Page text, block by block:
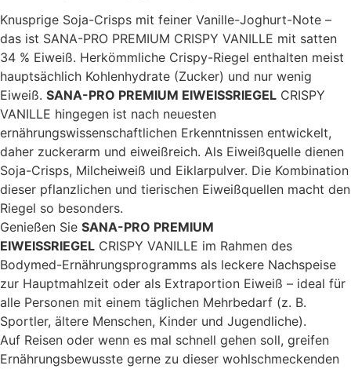
Knusprige Soja-Crisps mit feiner Vanille-Joghurt-Note –
das ist SANA-PRO PREMIUM CRISPY VANILLE mit satten
34 % Eiweiß. Herkömmliche Crispy-Riegel enthalten meist
hauptsächlich Kohlenhydrate (Zucker) und nur wenig
Eiweiß. SANA-PRO PREMIUM EIWEISSRIEGEL CRISPY
VANILLE hingegen ist nach neuesten
ernährungswissenschaftlichen Erkenntnissen entwickelt,
daher zuckerarm und eiweißreich. Als Eiweißquelle dienen
Soja-Crisps, Milcheiweiß und Eiklarpulver. Die Kombination
dieser pflanzlichen und tierischen Eiweißquellen macht den
Riegel so besonders.
Genießen Sie SANA-PRO PREMIUM
EIWEISSRIEGEL CRISPY VANILLE im Rahmen des
Bodymed-Ernährungsprogramms als leckere Nachspeise
zur Hauptmahlzeit oder als Extraportion Eiweiß – ideal für
alle Personen mit einem täglichen Mehrbedarf (z. B.
Sportler, ältere Menschen, Kinder und Jugendliche).
Auf Reisen oder wenn es mal schnell gehen soll, greifen
Ernährungsbewusste gerne zu dieser wohlschmeckenden